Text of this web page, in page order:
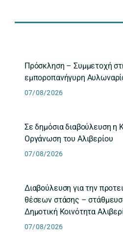
Πρόσκληση – Συμμετοχή
εμποροπανήγυρη
07/08/2026
Σε δημόσια διαβούλευση η
Οργάνωση του Αλιβερίου
07/08/2026
Διαβούλευση για την
θέσεων στάσης –
Δημοτική Κοινότητα
07/08/2026